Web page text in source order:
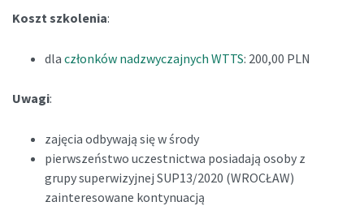
Koszt szkolenia:
dla członków nadzwyczajnych WTTS: 200,00 PLN
Uwagi:
zajęcia odbywają się w środy
pierwszeństwo uczestnictwa posiadają osoby z
grupy superwizyjnej SUP13/2020 (WROCŁAW)
zainteresowane kontynuacją